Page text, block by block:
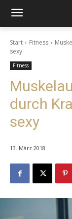
Start Fitness
sexy
Fitness
durch
sexy
13. März 2018